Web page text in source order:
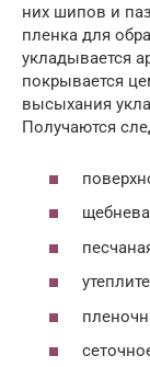
них шипов и
пленка для
укладывается
покрывается
высыхания
Получаются